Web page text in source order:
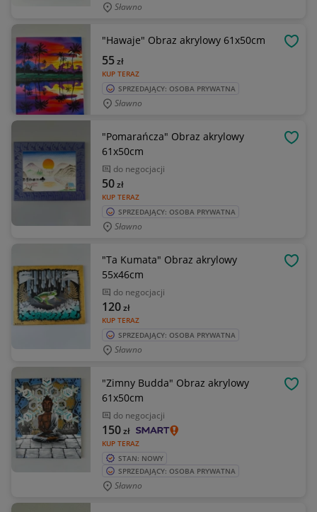
Sławno
"Hawaje" Obraz akrylowy 61x50cm
KUP TERAZ
55zł
SPRZEDAJĄCY: OSOBA PRYWATNA
Sławno
"Pomarańcza" Obraz akrylowy
61x50cm
do negocjacji
KUP TERAZ
50zł
SPRZEDAJĄCY: OSOBA PRYWATNA
Sławno
"Ta Kumata" Obraz akrylowy
55x46cm
do negocjacji
KUP TERAZ
120zł
SPRZEDAJĄCY: OSOBA PRYWATNA
Sławno
"Zimny Budda" Obraz akrylowy
61x50cm
do negocjacji
KUP TERAZ
150zł
STAN: NOWY
SPRZEDAJĄCY: OSOBA PRYWATNA
Sławno